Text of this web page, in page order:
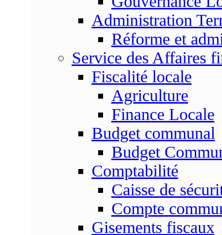
Administration
Réforme et
Service des Affaires
Fiscalité locale
Agriculture
Finance Locale
Budget communal
Budget
Comptabilité
Caisse de
Compte
Gisements fiscaux